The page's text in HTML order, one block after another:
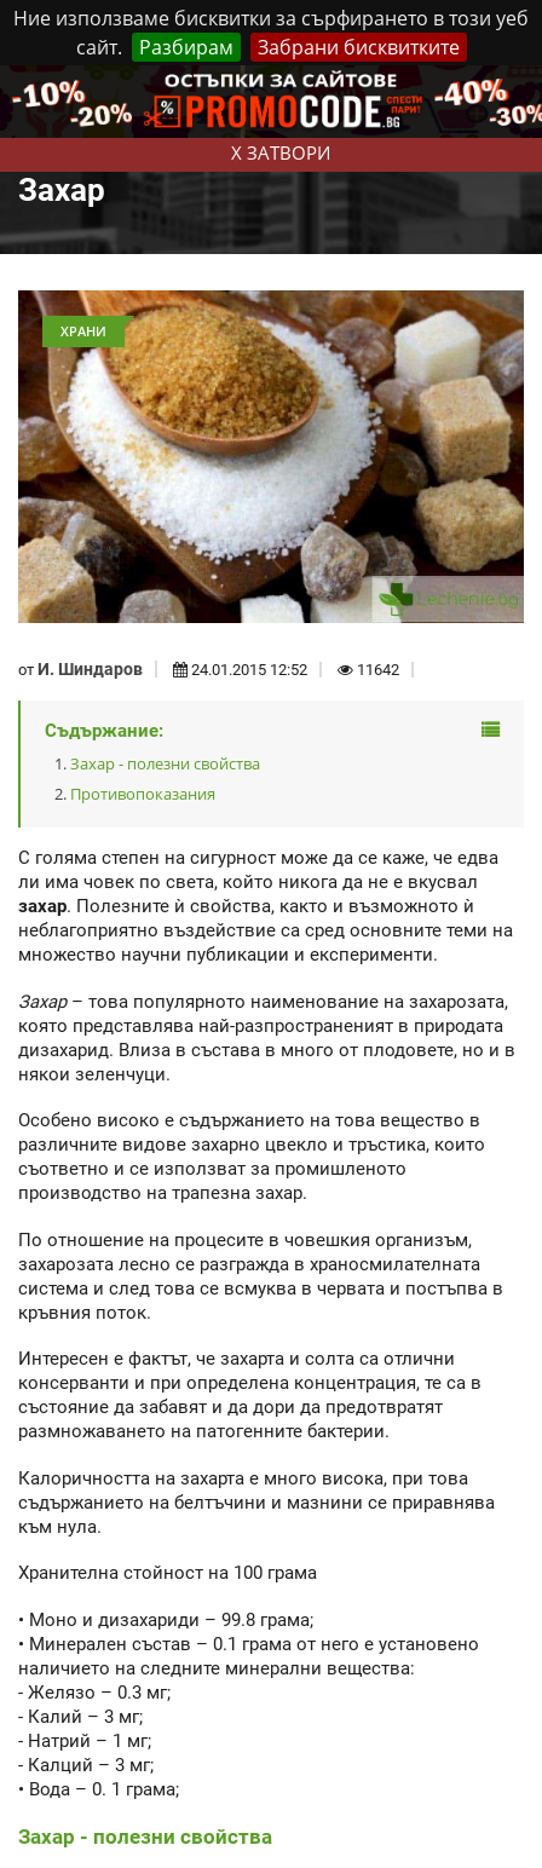
Ние използваме бисквитки за сърфирането в този уеб
сайт.
Разбирам Забрани бисквитките
X ЗАТВОРИ
Събота, 8 Август, 2026 Реклама Контакти
Захар
ХРАНИ
от И. Шиндаров 24.01.2015 12:52 11642
Съдържание:
Захар - полезни свойства
Противопоказания
С голяма степен на сигурност може да се каже, че едва
ли има човек по света, който никога да не е вкусвал
захар. Полезните ѝ свойства, както и възможното ѝ
неблагоприятно въздействие са сред основните теми на
множество научни публикации и експерименти.
Захар– това популярното наименование на захарозата,
която представлява най-разпространеният в природата
дизахарид. Влиза в състава в много от плодовете, но и в
някои зеленчуци.
Особено високо е съдържанието на това вещество в
различните видове захарно цвекло и тръстика, които
съответно и се използват за промишленото
производство на трапезна захар.
По отношение на процесите в човешкия организъм,
захарозата лесно се разгражда в храносмилателната
система и след това се всмуква в червата и постъпва в
кръвния поток.
Интересен е фактът, че захарта и солта са отлични
консерванти и при определена концентрация, те са в
състояние да забавят и да дори да предотвратят
размножаването на патогенните бактерии.
Калоричността на захарта е много висока, при това
съдържанието на белтъчини и мазнини се приравнява
към нула.
Хранителна стойност на 100 грама
• Моно и дизахариди – 99.8 грама;
• Минерален състав – 0.1 грама от него е установено
наличието на следните минерални вещества:
- Желязо – 0.3 мг;
- Калий – 3 мг;
- Натрий – 1 мг;
- Калций – 3 мг;
• Вода – 0. 1 грама;
Захар - полезни свойства